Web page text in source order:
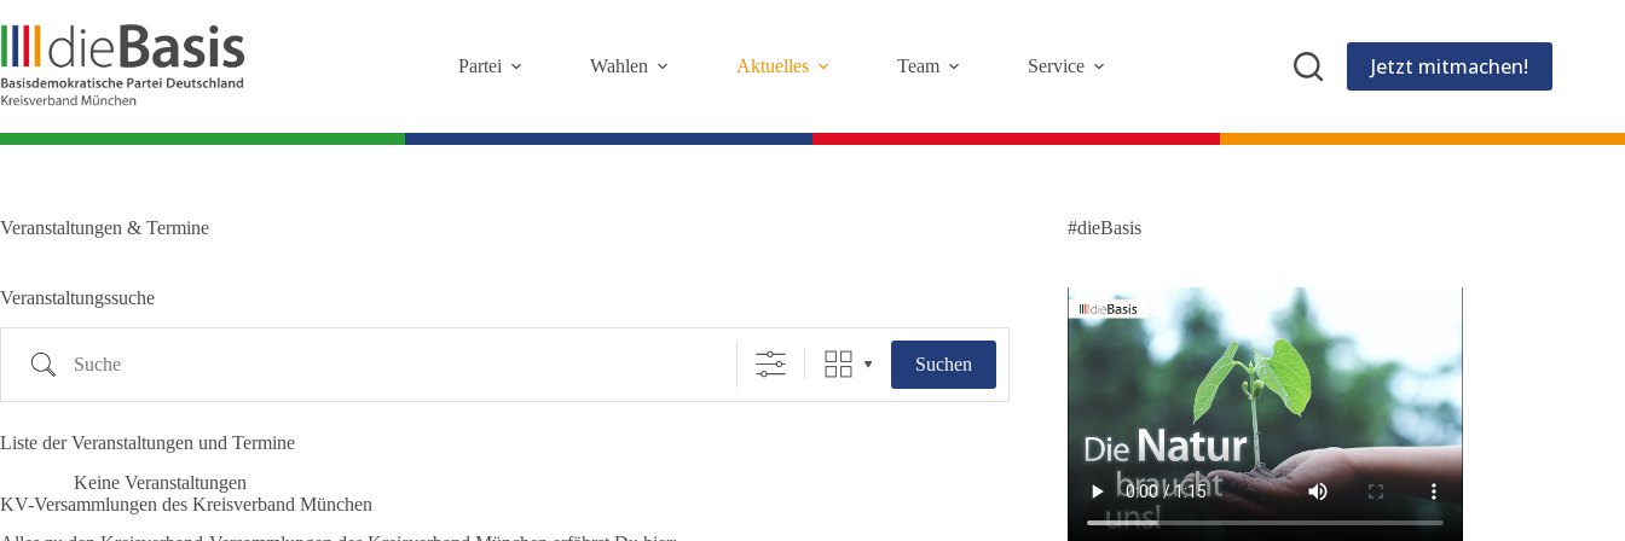
Inhalt
springen
Partei Wahlen Aktuelles Team Service Jetzt mitmachen!
Veranstaltungen & Termine
Veranstaltungssuche
Suche
Suchen
Liste der Veranstaltungen und Termine
Keine Veranstaltungen
KV-Versammlungen des Kreisverband München
#dieBasis